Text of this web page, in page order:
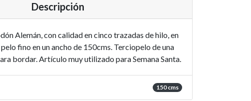
Descripción
Alemán, con calidad en cinco trazadas de hilo, en
fino en un ancho de 150cms. Terciopelo de una
bordar. Artículo muy utilizado para Semana Santa.
150 cms